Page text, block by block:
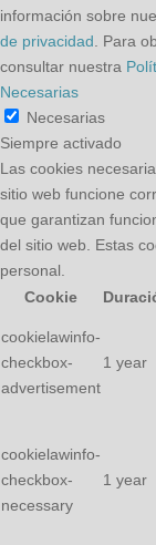
información sobre
de privacidad . Para
consultar nuestra
Necesarias
Necesarias
Siempre activado
Las cookies
sitio web funcione
que garantizan
del sitio web. Estas
personal.
Cookie
cookielawinfo-
checkbox-
advertisement
1 year
cookielawinfo-
checkbox-
necessary
1 year